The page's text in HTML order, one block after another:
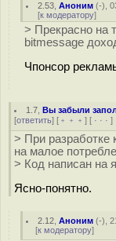
2.53 ,Аноним (-),
[к модератору]
> Прекрасно на
bitmessage
Чпонсор
1.7 ,Вы забыли
[ответить] [ ﹢﹢﹢ ] [ · · · ]
> При разработке
на малое
> Код написан на
Ясно-понятно.
2.12 ,Аноним (-),
[к модератору]